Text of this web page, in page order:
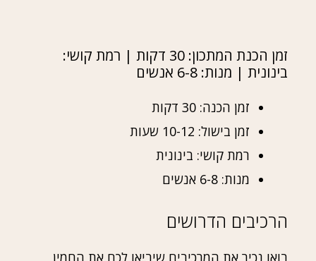
זמן הכנת המתכון: 30 דקות | רמת קושי:
בינונית | מנות: 6-8 אנשים
זמן הכנה: 30 דקות
זמן בישול: 10-12 שעות
רמת קושי: בינונית
מנות: 6-8 אנשים
הרכיבים הדרושים